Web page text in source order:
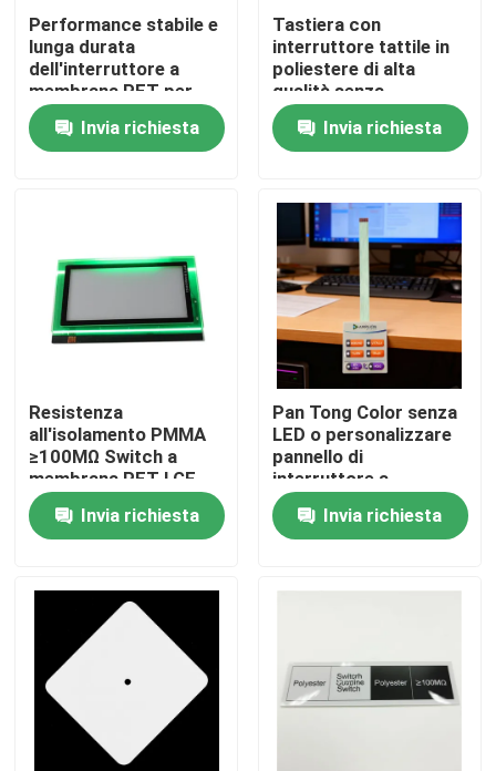
Casa
Prodotti
Video
Chi siamo
Controllo di qualità
Contattaci
Pannello del commutatore di membrana
Commutatore di membrana dell'ANIMALE DOMESTICO
Performance stabile e
lunga durata
dell'interruttore a
membrana PET per
varie industrie e
temperatura di
funzionamento
Invia richiesta
Tastiera con
interruttore tattile in
poliestere di alta
qualità senza
retroilluminazione e
opzioni di
retroilluminazione a
Invia richiesta
Resistenza
all'isolamento PMMA
≥100MΩ Switch a
membrana PET LGF
Backlight per
prestazioni durature
Invia richiesta
Pan Tong Color senza
LED o personalizzare
pannello di
interruttore a
membrana tastiera
per elettrodomestici
medici per automobili
Invia richiesta